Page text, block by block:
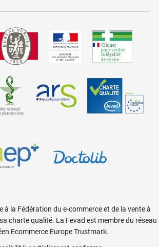
à la Fédération du e-commerce et de la vente à
charte qualité. La Fevad est membre du réseau
Ecommerce Europe Trustmark.